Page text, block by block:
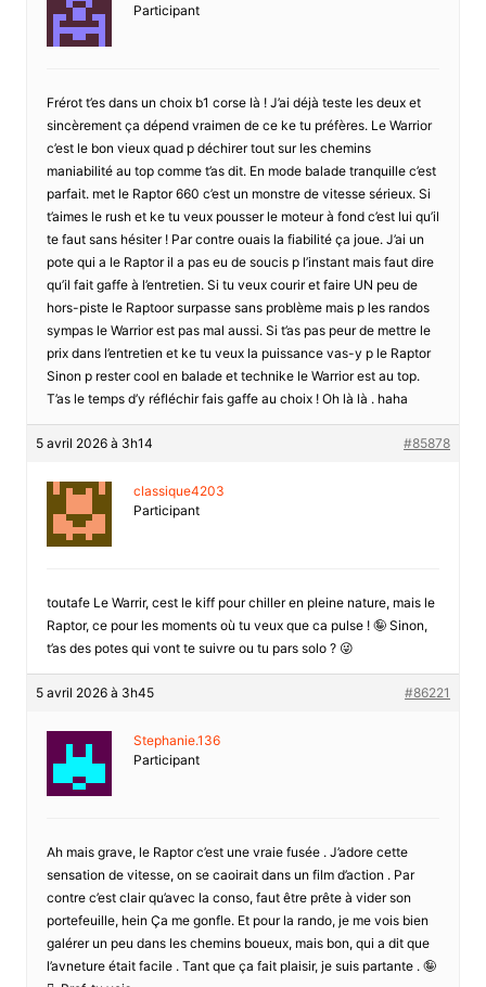
Participant
Frérot t’es dans un choix b1 corse là ! J’ai déjà teste les deux et
sincèrement ça dépend vraimen de ce ke tu préfères. Le Warrior
c’est le bon vieux quad p déchirer tout sur les chemins
maniabilité au top comme t’as dit. En mode balade tranquille c’est
parfait. met le Raptor 660 c’est un monstre de vitesse sérieux. Si
t’aimes le rush et ke tu veux pousser le moteur à fond c’est lui qu’il
te faut sans hésiter ! Par contre ouais la fiabilité ça joue. J’ai un
pote qui a le Raptor il a pas eu de soucis p l’instant mais faut dire
qu’il fait gaffe à l’entretien. Si tu veux courir et faire UN peu de
hors-piste le Raptoor surpasse sans problème mais p les randos
sympas le Warrior est pas mal aussi. Si t’as pas peur de mettre le
prix dans l’entretien et ke tu veux la puissance vas-y p le Raptor
Sinon p rester cool en balade et technike le Warrior est au top.
T’as le temps d’y réfléchir fais gaffe au choix ! Oh là là . haha
5 avril 2026 à 3h14 #85878
classique4203
Participant
toutafe Le Warrir, cest le kiff pour chiller en pleine nature, mais le
Raptor, ce pour les moments où tu veux que ca pulse ! 🤪 Sinon,
t’as des potes qui vont te suivre ou tu pars solo ? 😜
5 avril 2026 à 3h45 #86221
Stephanie.136
Participant
Ah mais grave, le Raptor c’est une vraie fusée . J’adore cette
sensation de vitesse, on se caoirait dans un film d’action . Par
contre c’est clair qu’avec la conso, faut être prête à vider son
portefeuille, hein Ça me gonfle. Et pour la rando, je me vois bien
galérer un peu dans les chemins boueux, mais bon, qui a dit que
l’avneture était facile . Tant que ça fait plaisir, je suis partante . 🤪